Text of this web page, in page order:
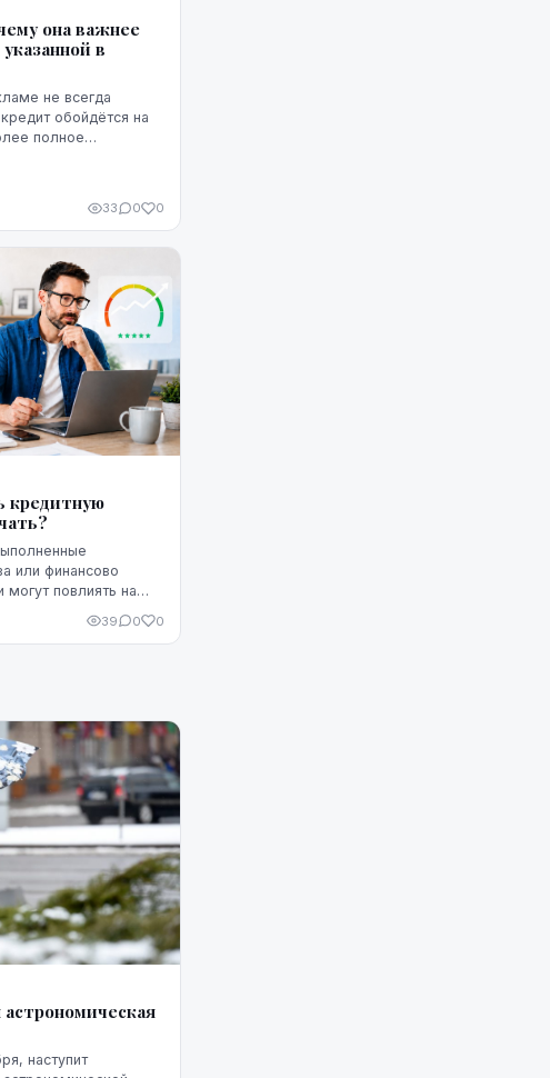
она важнее
в
не всегда
обойдётся на
полное
33 0 0
кредитную
или финансово
повлиять на
что ситуацию
39 0 0
астрономическая
наступит